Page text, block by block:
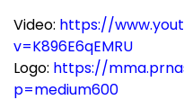
Video: https://
v=K896E6qEMRU
Logo: https://
p=medium600